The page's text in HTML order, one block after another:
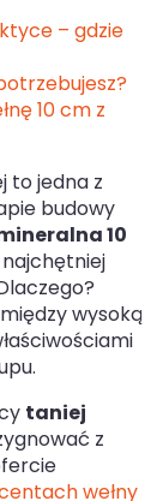
– gdzie
10 cm z
to jedna z
budowy
10
wysoką
taniej
z
wełny